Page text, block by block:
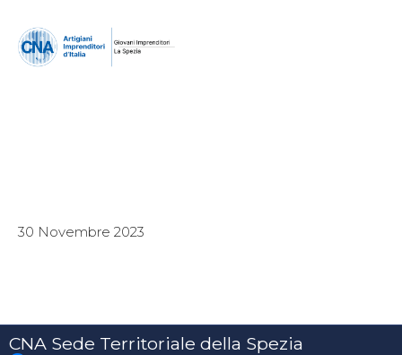
30 Novembre 2023
CNA Sede Territoriale della Spezia